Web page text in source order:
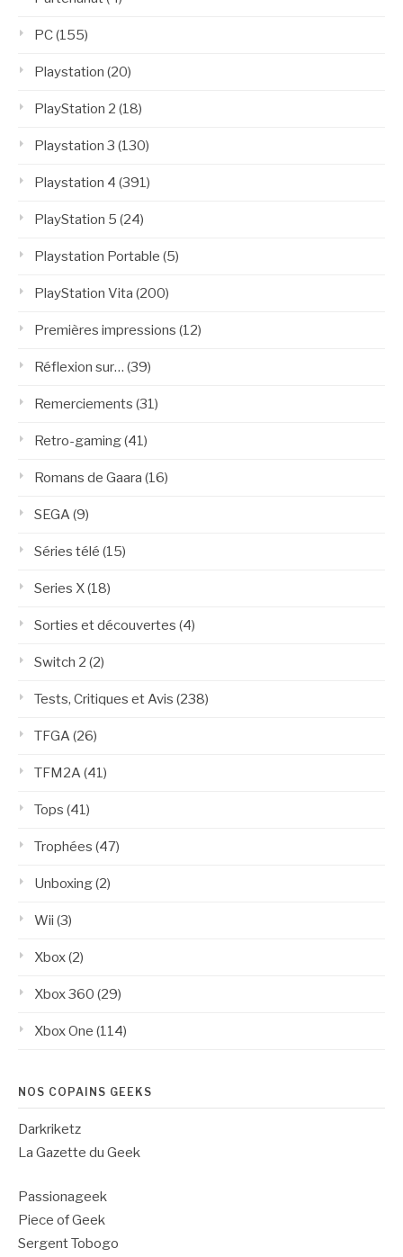
PC(155)
Playstation (20)
PlayStation 2 (18)
Playstation 3 (130)
Playstation 4 (391)
PlayStation 5 (24)
Playstation Portable (5)
PlayStation Vita (200)
Premières impressions (12)
Réflexion sur… (39)
Remerciements (31)
Retro-gaming(41)
Romans de Gaara (16)
SEGA(9)
Séries télé (15)
Series X(18)
Sorties et découvertes (4)
Switch 2 (2)
Tests, Critiques et Avis (238)
TFGA(26)
TFM2A(41)
Tops (41)
Trophées (47)
Unboxing(2)
Wii (3)
Xbox(2)
Xbox 360 (29)
Xbox One (114)
NOS COPAINS GEEKS
Darkriketz
La Gazette du Geek
Passionageek
Piece of Geek
Sergent Tobogo